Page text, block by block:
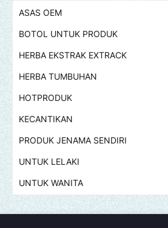
ASAS OEM
BOTOL UNTUK PRODUK
HERBA EKSTRAK EXTRACK
HERBA TUMBUHAN
HOTPRODUK
KECANTIKAN
PRODUK JENAMA SENDIRI
UNTUK LELAKI
UNTUK WANITA